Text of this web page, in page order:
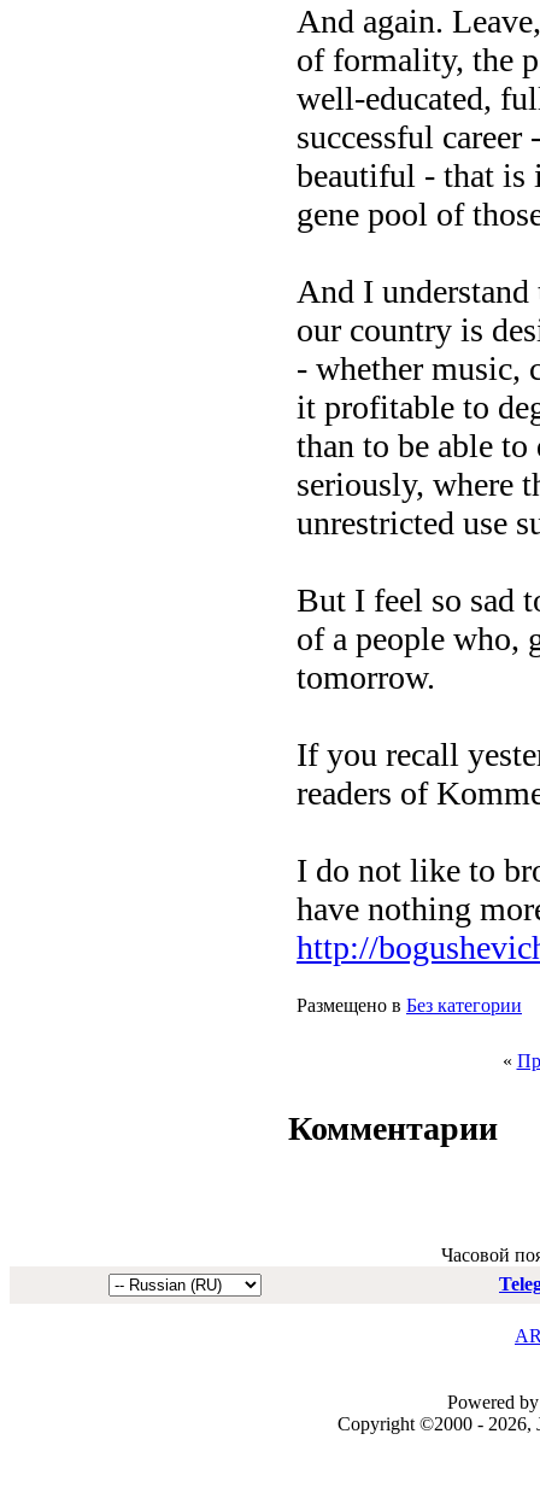
And again.
of formality, the
well-educated,
successful
beautiful - that is
gene pool of
And I
our country is
- whether music,
it profitable to
than to be able
seriously, where
unrestricted use
But I feel so sad
of a people who,
tomorrow.
If you recall
readers of
I do not like to
have nothing
http://
Размещено в Без категории
«
Комментарии
Часовой
Powered
Copyright ©2000 - 2026,